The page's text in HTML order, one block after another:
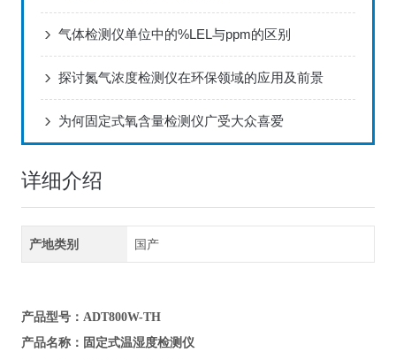
气体检测仪单位中的%LEL与ppm的区别
探讨氮气浓度检测仪在环保领域的应用及前景
为何固定式氧含量检测仪广受大众喜爱
详细介绍
产地类别 国产
产品型号：ADT800W-TH
产品名称： 固定式温湿度检测仪